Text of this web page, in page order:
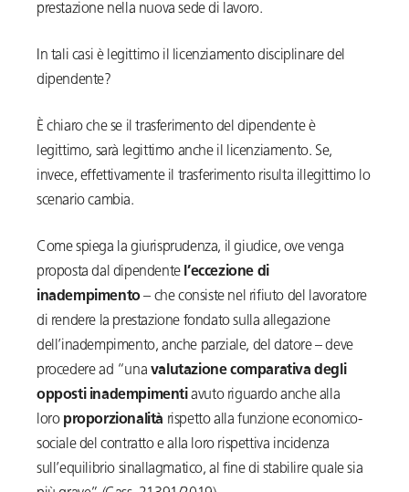
prestazione nella nuova sede di lavoro.
In tali casi è legittimo il licenziamento disciplinare del
dipendente?
È chiaro che se il trasferimento del dipendente è
legittimo, sarà legittimo anche il licenziamento. Se,
invece, effettivamente il trasferimento risulta illegittimo lo
scenario cambia.
Come spiega la giurisprudenza, il giudice, ove venga
proposta dal dipendente l’eccezione di
inadempimento– che consiste nel rifiuto del lavoratore
di rendere la prestazione fondato sulla allegazione
dell’inadempimento, anche parziale, del datore – deve
procedere ad “una valutazione comparativa degli
opposti inadempimentiavuto riguardo anche alla
loro proporzionalità rispetto alla funzione economico-
sociale del contratto e alla loro rispettiva incidenza
sull’equilibrio sinallagmatico, al fine di stabilire quale sia